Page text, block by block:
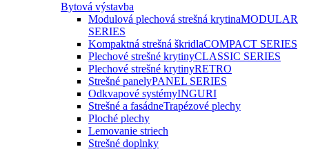
Bytová výstavba
Modulová plechová strešná krytinaMODULAR
SERIES
Kompaktná strešná škridlaCOMPACT SERIES
Plechové strešné krytinyCLASSIC SERIES
Plechové strešné krytinyRETRO
Strešné panelyPANEL SERIES
Odkvapové systémyINGURI
Strešné a fasádneTrapézové plechy
Ploché plechy
Lemovanie striech
Strešné doplnky